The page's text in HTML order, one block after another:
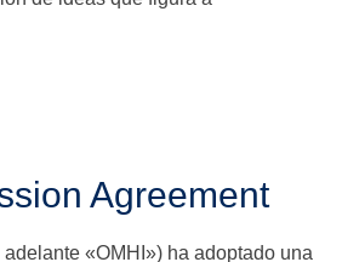
Agreement
«OMHI») ha adoptado una